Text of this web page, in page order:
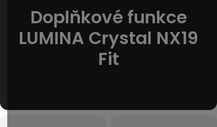
Doplňkové funkce
LUMINA Crystal NX19
Fit